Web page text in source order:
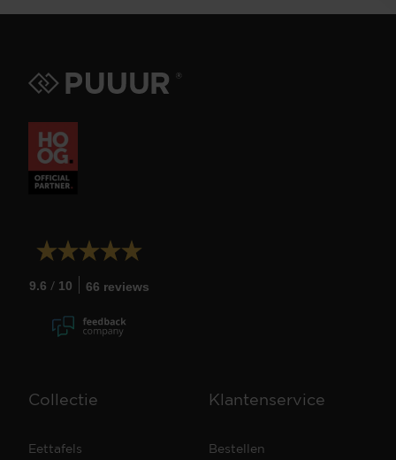
9.6 / 10 66 reviews
Collectie
Eettafels
Klantenservice
Bestellen